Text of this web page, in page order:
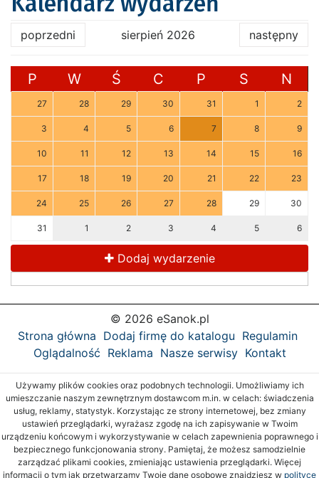
poprzedni sierpień 2026 następny
P W Ś C P S N
27 28 29 30 31 1 2
3 4 5 6 7 8 9
10 11 12 13 14 15 16
17 18 19 20 21 22 23
24 25 26 27 28 29 30
31 1 2 3 4 5 6
Dodaj wydarzenie
© 2026 eSanok.pl
Strona główna Dodaj firmę do katalogu Regulamin
Oglądalność Reklama Nasze serwisy Kontakt
Używamy plików cookies oraz podobnych technologii. Umożliwiamy ich
umieszczanie naszym zewnętrznym dostawcom m.in. w celach: świadczenia
usług, reklamy, statystyk. Korzystając ze strony internetowej, bez zmiany
ustawień przeglądarki, wyrażasz zgodę na ich zapisywanie w Twoim
urządzeniu końcowym i wykorzystywanie w celach zapewnienia poprawnego i
bezpiecznego funkcjonowania strony. Pamiętaj, że możesz samodzielnie
zarządzać plikami cookies, zmieniając ustawienia przeglądarki. Więcej
informacji o tym jak przetwarzamy Twoje dane osobowe znajdziesz w polityce